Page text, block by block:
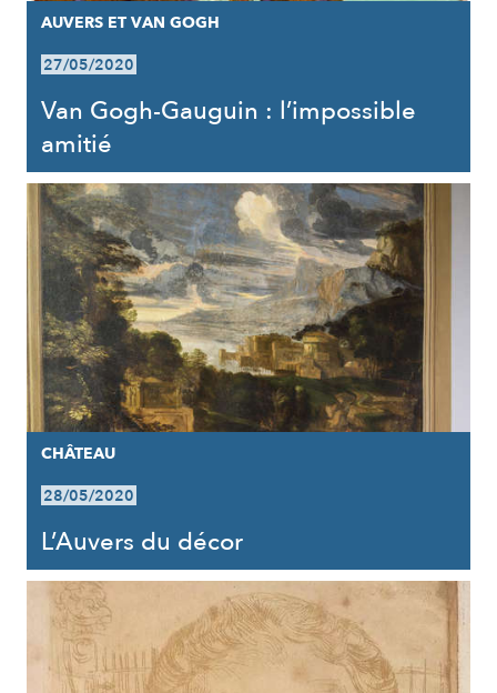
AUVERS ET VAN GOGH
27/05/2020
Van Gogh-Gauguin : l’impossible
amitié
CHÂTEAU
28/05/2020
L’Auvers du décor